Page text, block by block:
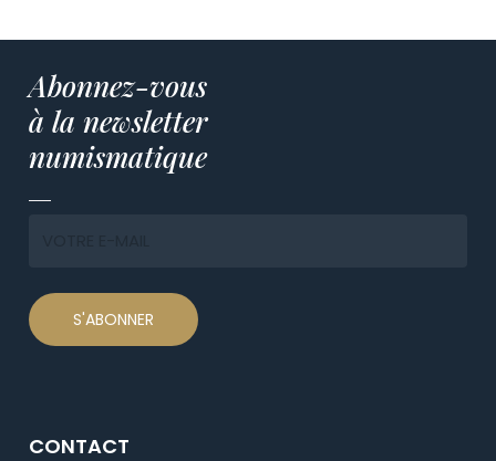
Abonnez-vous
à la newsletter
numismatique
CONTACT